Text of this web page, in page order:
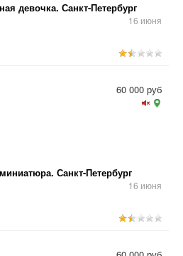
девочка. Санкт-Петербург
16 июня
Санкт-Петербург
16 июня
60 000 руб